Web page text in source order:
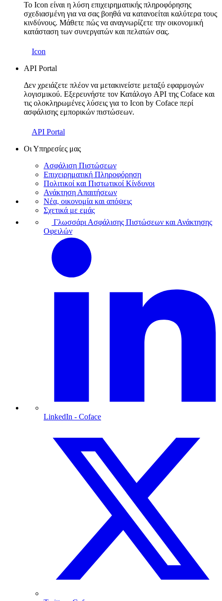
Το Icon είναι η λύση επιχειρηματικής πληροφόρησης
σχεδιασμένη για να σας βοηθά να κατανοείται καλύτερα τους
κινδύνους. Μάθετε πώς να αναγνωρίζετε την οικονομική
κατάσταση των συνεργατών και πελατών σας.
Icon
API Portal
Δεν χρειάζετε πλέον να μετακινείστε μεταξύ εφαρμογών
λογισμικού. Εξερευνήστε τον Κατάλογο API της Coface και
τις ολοκληρωμένες λύσεις για το Icon by Coface περί
ασφάλισης εμπορικών πιστώσεων.
API Portal
Οι Υπηρεσίες μας
Ασφάλιση Πιστώσεων
Επιχειρηματική Πληροφόρηση
Πολιτικοί και Πιστωτικοί Κίνδυνοι
Ανάκτηση Απαιτήσεων
Νέα, οικονομία και απόψεις
Σχετικά με εμάς
Γλωσσάρι Ασφάλισης Πιστώσεων και Ανάκτησης
Οφειλών
LinkedIn - Coface